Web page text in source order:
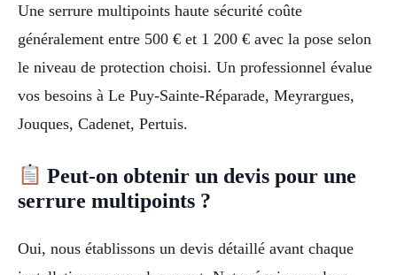
Une serrure multipoints haute sécurité coûte
généralement entre 500 € et 1 200 € avec la pose selon
le niveau de protection choisi. Un professionnel évalue
vos besoins à Le Puy-Sainte-Réparade, Meyrargues,
Jouques, Cadenet, Pertuis.
Peut-on obtenir un devis pour une
serrure multipoints ?
Oui, nous établissons un devis détaillé avant chaque